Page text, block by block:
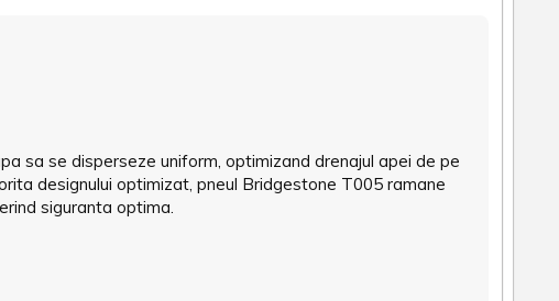
sa se disperseze uniform, optimizand drenajul apei de pe
designului optimizat, pneul Bridgestone T005 ramane
siguranta optima.